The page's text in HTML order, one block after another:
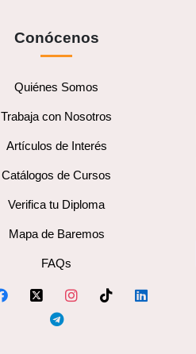
Conócenos
Quiénes Somos
Trabaja con Nosotros
Artículos de Interés
Catálogos de Cursos
Verifica tu Diploma
Mapa de Baremos
FAQs